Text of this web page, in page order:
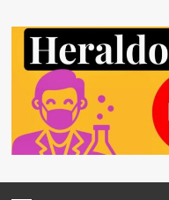
contenido